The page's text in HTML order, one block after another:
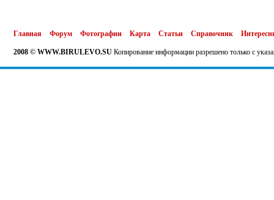
Главная Форум Фотографии Карта Статьи Справочник
2008 © WWW.BIRULEVO.SU Копирование информации разрешено только с